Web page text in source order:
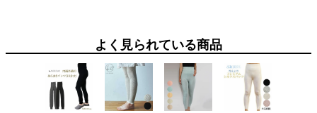
よく見られている商品